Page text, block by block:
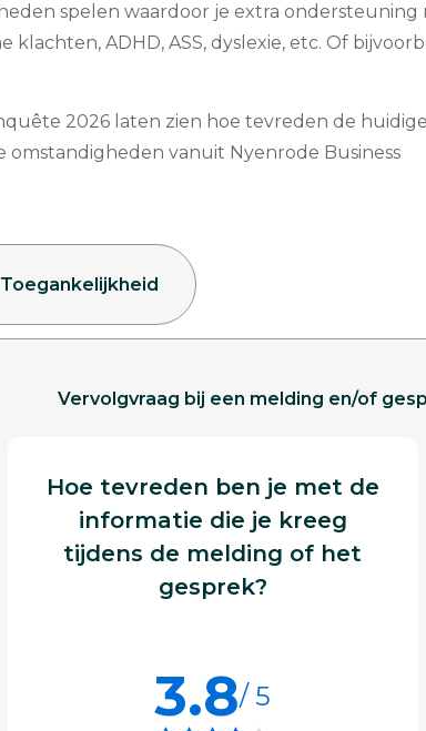
spelen waardoor je extra ondersteuning
ADHD, ASS, dyslexie, etc. Of
2026 laten zien hoe tevreden de huidige
vanuit Nyenrode Business
Toegankelijkheid
Vervolgvraag bij een melding en/of
Hoe tevreden ben je met de
informatie die je kreeg
tijdens de melding of het
gesprek?
3.8/ 5